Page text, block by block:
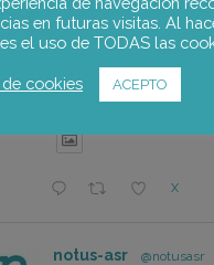
de Adaptación al
del Alto Palancia.
https://notus-
proyecto-foster-
X
notus-asr @notusasr
en futuras visitas. Al
el uso de TODAS las
cookies ACEPTO